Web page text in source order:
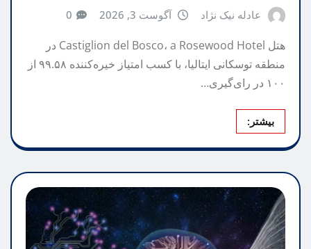
عادله نیک نژاد آگوست 3, 2026 0
هتل Castiglion del Bosco، a Rosewood Hotel در
منطقه توسکانی ایتالیا، با کسب امتیاز خیره‌کننده ۹۹.۵۸ از
۱۰۰ در رای‌گیری…
بیشتر: